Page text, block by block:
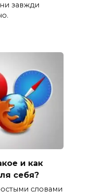
завжди
и как
себя?
словами